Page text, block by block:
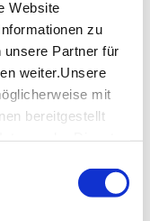
Website
zu
unsere Partner für
weiter.Unsere
mit
bereitgestellt
of
turn left at the
approx. 200m
the winery
to